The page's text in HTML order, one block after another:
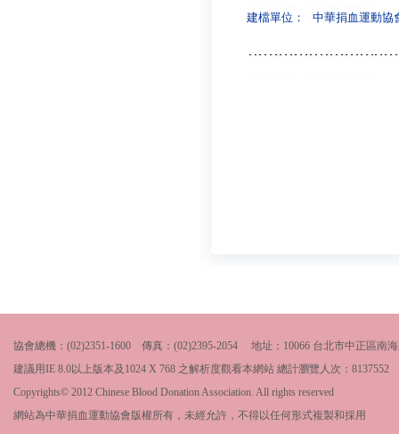
建檔單位： 中華捐血運動協
協會總機：(02)2351-1600 傳真：(02)2395-2054 地址：10066 台北市中正區南
建議用IE 8.0以上版本及1024 X 768 之解析度觀看本網站 總計瀏覽人次： 8137552
Copyrights© 2012 Chinese Blood Donation Association. All rights reserved
網站為中華捐血運動協會版權所有，未經允許，不得以任何形式複製和採用